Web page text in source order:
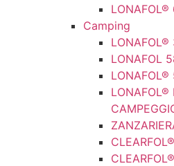
Camping
LONAFOL®
LONAFOL
LONAFOL®